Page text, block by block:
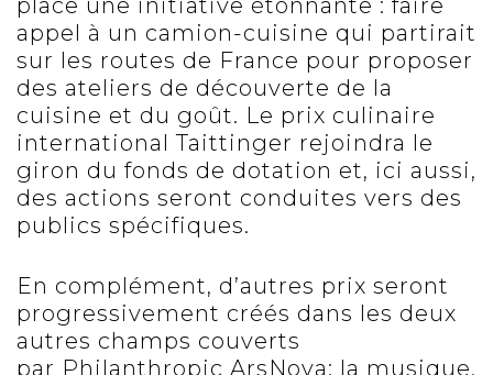
place une initiative étonnante : faire
appel à un camion-cuisine qui partirait
sur les routes de France pour proposer
des ateliers de découverte de la
cuisine et du goût. Le prix culinaire
international Taittinger rejoindra le
giron du fonds de dotation et, ici aussi,
des actions seront conduites vers des
publics spécifiques.
En complément, d’autres prix seront
progressivement créés dans les deux
autres champs couverts
par Philanthropic ArsNova: la musique,